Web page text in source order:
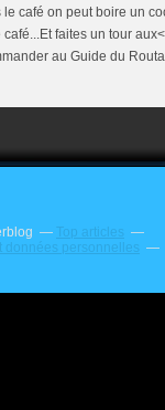
café on peut boire un
faites un tour
au Guide du
Top articles
données personnelles